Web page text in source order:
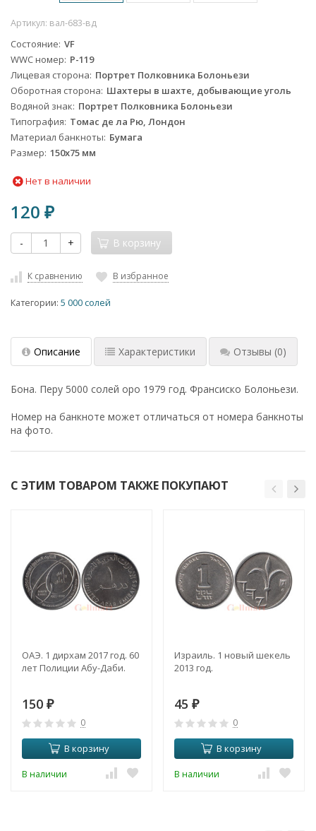
Артикул: вал-683-вд
Состояние VF
WWC номер P-119
Лицевая сторона Портрет Полковника Болоньези
Оборотная сторона Шахтеры в шахте, добывающие уголь
Водяной знак Портрет Полковника Болоньези
Типография Томас де ла Рю, Лондон
Материал банкноты Бумага
Размер 150х75 мм
Нет в наличии
120 ₽
- + В корзину
К сравнению В избранное
Категории: 5 000 солей
Описание Характеристики Отзывы (0)
Бона. Перу 5000 солей оро 1979 год. Франсиско Болоньези.
Номер на банкноте может отличаться от номера банкноты
на фото.
С ЭТИМ ТОВАРОМ ТАКЖЕ ПОКУПАЮТ
ОАЭ. 1 дирхам 2017 год. 60
лет Полиции Абу-Даби.
150 ₽
0
В корзину
В наличии
Израиль. 1 новый шекель
2013 год.
45 ₽
0
В корзину
В наличии